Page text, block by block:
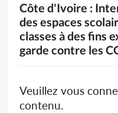
Côte d'Ivoire :
des espaces
classes à des fins
garde contre les
Veuillez vous
contenu.